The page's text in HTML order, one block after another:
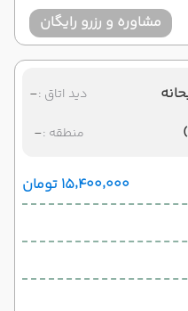
مشاوره و رزرو رایگان
دید اتاق :-
منطقه :-
۱۵٬۴۰۰٬۰۰۰ تومان